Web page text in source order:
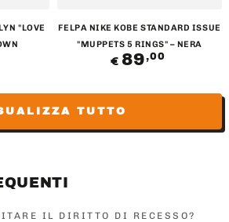
"LOVE
FELPA NIKE KOBE STANDARD ISSUE
"MUPPETS 5 RINGS" – NERA
Prezzo
regolare
€ 89,00
TUTTO
IL DIRITTO DI RECESSO?